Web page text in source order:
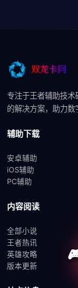
专注于王者辅助技
的解决方案，助力数
辅助下载
安卓辅助
iOS辅助
PC辅助
内容阅读
全部小说
王者热讯
英雄攻略
版本更新